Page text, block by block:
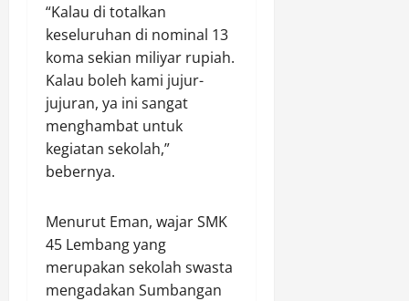
“Kalau di totalkan
keseluruhan di nominal 13
koma sekian miliyar rupiah.
Kalau boleh kami jujur-
jujuran, ya ini sangat
menghambat untuk
kegiatan sekolah,”
bebernya.
Menurut Eman, wajar SMK
45 Lembang yang
merupakan sekolah swasta
mengadakan Sumbangan